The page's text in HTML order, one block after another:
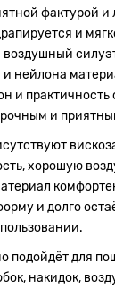
фактурой
и
воздушный
нейлона
и практичность
и
хорошую
и долго
подойдёт для
накидок,